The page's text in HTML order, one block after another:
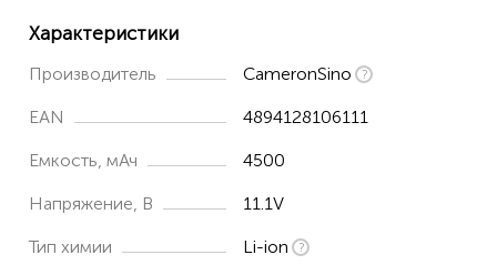
Характеристики
Производитель CameronSino
EAN 4894128106111
Емкость, мАч 4500
Напряжение, В 11.1V
Тип химии Li-ion